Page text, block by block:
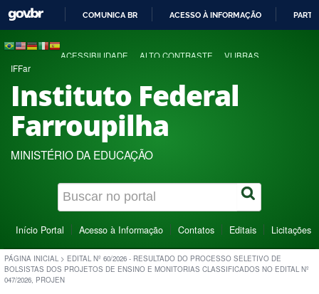
COMUNICA BR ACESSO À INFORMAÇÃO
ACESSIBILIDADE ALTO CONTRASTE VLIBRAS
IFFar
Instituto Federal
Farroupilha
MINISTÉRIO DA EDUCAÇÃO
Início Portal Acesso à Informação Contatos Editais Licitações
PÁGINA INICIAL > EDITAL Nº 60/2026 - RESULTADO DO PROCESSO SELETIVO DE
BOLSISTAS DOS PROJETOS DE ENSINO E MONITORIAS CLASSIFICADOS NO EDITAL Nº
047/2026, PROJEN